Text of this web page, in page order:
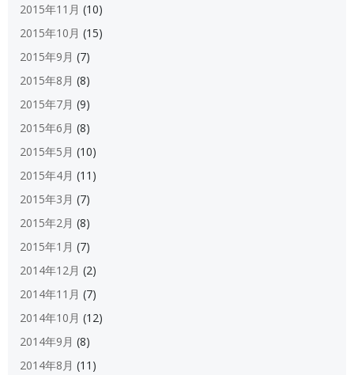
2015年11月 (10)
2015年10月 (15)
2015年9月 (7)
2015年8月 (8)
2015年7月 (9)
2015年6月 (8)
2015年5月 (10)
2015年4月 (11)
2015年3月 (7)
2015年2月 (8)
2015年1月 (7)
2014年12月 (2)
2014年11月 (7)
2014年10月 (12)
2014年9月 (8)
2014年8月 (11)